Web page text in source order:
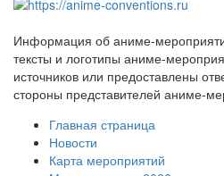
Информация об аниме-
тексты и логотипы аниме-
источников или предоставлены
стороны представителей аниме-
Главная страница
Новости
Карта мероприятий